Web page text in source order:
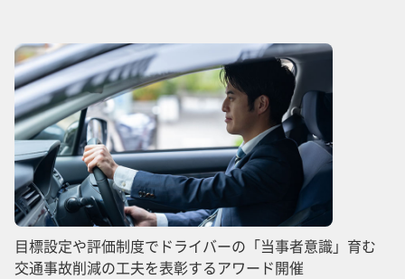
目標設定や評価制度でドライバーの「当事者意識」育む
交通事故削減の工夫を表彰するアワード開催